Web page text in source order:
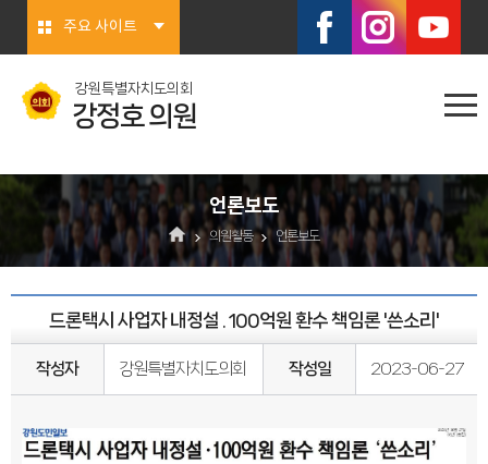
주요 사이트
강원특별자치도의회
강정호 의원
언론보도
의원활동 언론보도
드론택시 사업자 내정설 . 100억원 환수 책임론 '쓴소리'
작성자 강원특별자치도의회 작성일 2023-06-27